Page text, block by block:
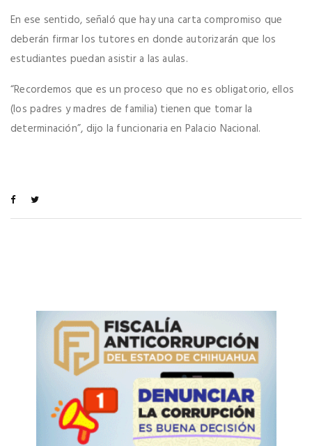
En ese sentido, señaló que hay una carta compromiso que
deberán firmar los tutores en donde autorizarán que los
estudiantes puedan asistir a las aulas.
“Recordemos que es un proceso que no es obligatorio, ellos
(los padres y madres de familia) tienen que tomar la
determinación”, dijo la funcionaria en Palacio Nacional.